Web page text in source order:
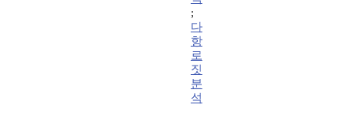
;
다
항
로
짓
분
석